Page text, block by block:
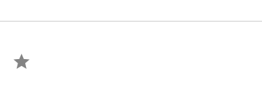
5 star